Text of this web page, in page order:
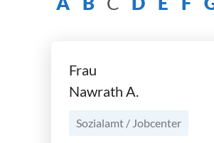
Frau
Nawrath A.
Sozialamt / Jobcenter